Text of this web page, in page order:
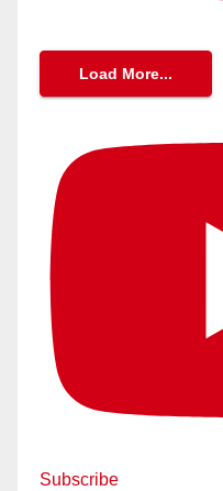
Load More...
Subscribe